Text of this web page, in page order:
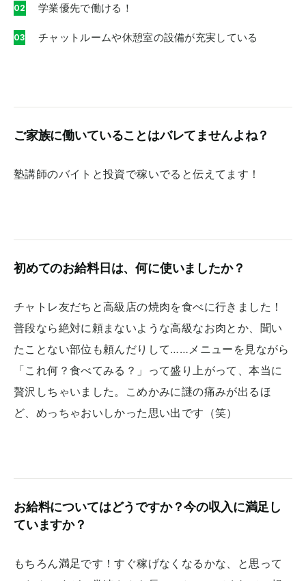
学業優先で働ける！
チャットルームや休憩室の設備が充実している
ご家族に働いていることはバレてませんよね？
塾講師のバイトと投資で稼いでると伝えてます！
初めてのお給料日は、何に使いましたか？
チャトレ友だちと高級店の焼肉を食べに行きました！
普段なら絶対に頼まないような高級なお肉とか、聞い
たことない部位も頼んだりして……メニューを見ながら
「これ何？食べてみる？」って盛り上がって、本当に
贅沢しちゃいました。こめかみに謎の痛みが出るほ
ど、めっちゃおいしかった思い出です（笑）
お給料についてはどうですか？今の収入に満足し
ていますか？
もちろん満足です！すぐ稼げなくなるかな、と思って